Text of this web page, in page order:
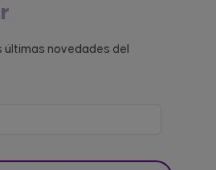
últimas novedades del